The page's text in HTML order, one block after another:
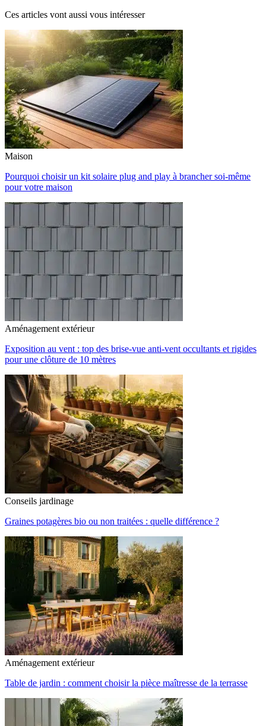
Ces articles vont aussi vous intéresser
Maison
Pourquoi choisir un kit solaire plug and play à brancher soi-même
pour votre maison
Aménagement extérieur
Exposition au vent : top des brise-vue anti-vent occultants et rigides
pour une clôture de 10 mètres
Conseils jardinage
Graines potagères bio ou non traitées : quelle différence ?
Aménagement extérieur
Table de jardin : comment choisir la pièce maîtresse de la terrasse